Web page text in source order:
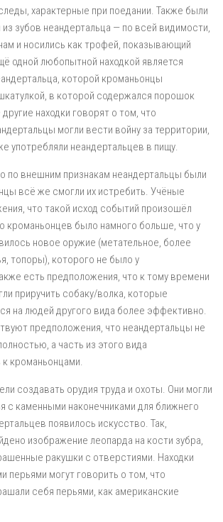
характерные при поедании. Также были
зубов неандертальца — по всей видимости,
и носились как трофей, показывающий
одной любопытной находкой является
которой кроманьонцы
в которой содержался порошок
находки говорят о том, что
могли вести войну за территории,
употребляли неандертальцев в пищу.
по внешним признакам неандертальцы были
всё же смогли их истребить. Учёные
что такой исход событий произошёл
кроманьонцев было намного больше, что у
новое оружие (метательное, более
топоры), которого не было у
есть предположения, что к тому времени
приручить собаку/волка, которые
на людей другого вида более эффективно.
предположения, что неандертальцы не
а часть из этого вида
кроманьонцами.
создавать орудия труда и охоты. Они могли
с каменными наконечниками для ближнего
появилось искусство. Так,
изображение леопарда на кости зубра,
ракушки с отверстиями. Находки
перьями могут говорить о том, что
себя перьями, как американские